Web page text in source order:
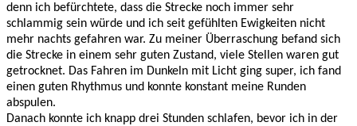
denn ich befürchtete, dass die Strecke noch immer sehr
schlammig sein würde und ich seit gefühlten Ewigkeiten nicht
mehr nachts gefahren war. Zu meiner Überraschung befand sich
die Strecke in einem sehr guten Zustand, viele Stellen waren gut
getrocknet. Das Fahren im Dunkeln mit Licht ging super, ich fand
einen guten Rhythmus und konnte konstant meine Runden
abspulen.
Danach konnte ich knapp drei Stunden schlafen, bevor ich in der